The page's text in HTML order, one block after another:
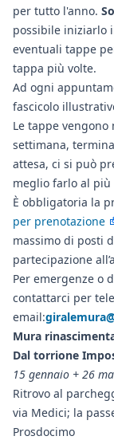
per tutto l'anno.
possibile iniziarlo
eventuali tappe
tappa più volte.
Ad ogni
fascicolo
Le tappe vengono
settimana,
attesa, ci si può
meglio farlo al più
È obbligatoria la
per prenotazione
massimo di posti
partecipazione
Per emergenze o
contattarci per
email:
Mura
Dal torrione
15 gennaio + 26
Ritrovo al
via Medici; la
Prosdocimo